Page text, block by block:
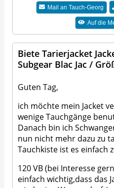
Mail anTauch-Georg
Auf die
Biete Tarierjacket
Subgear Blac Jac /
Guten Tag,
ich möchte mein Jacket
wenige Tauchgänge
Danach bin ich
nun nicht mehr dazu zu
Tauchkiste ist es einfach
120 VB (bei Interesse
einfach wichtig,dass das